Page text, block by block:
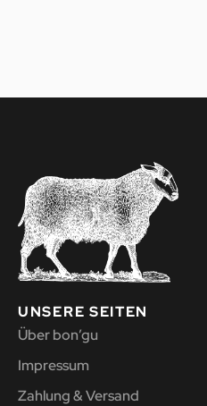
UNSERE SEITEN
Über bon’gu
Impressum
Zahlung & Versand